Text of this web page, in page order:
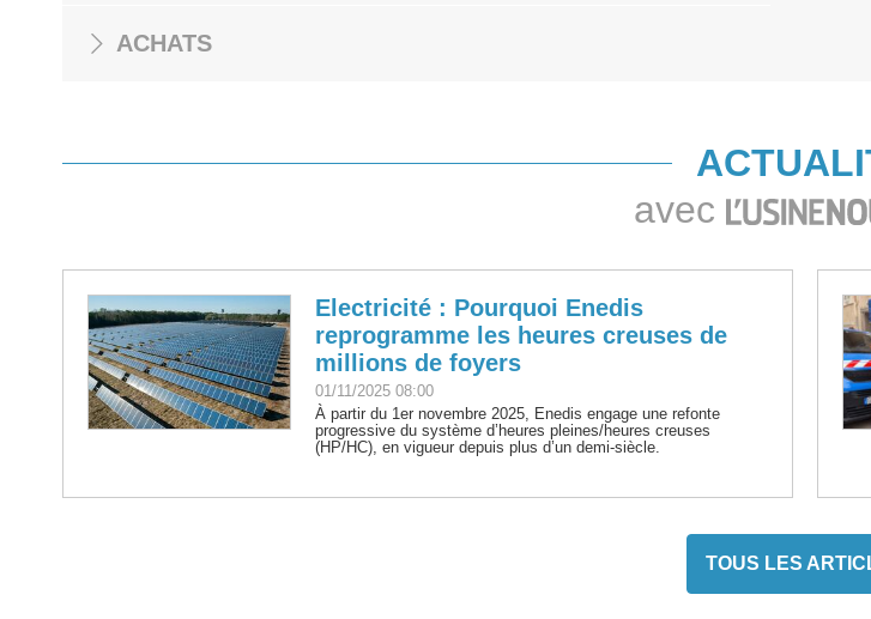
ACHATS
avec
Electricité : Pourquoi Enedis
reprogramme les heures creuses de
millions de foyers
01/11/2025 08:00
À partir du 1er novembre 2025, Enedis engage une refonte
progressive du système d’heures pleines/heures creuses
(HP/HC), en vigueur depuis plus d’un demi-siècle.
TOUS LES